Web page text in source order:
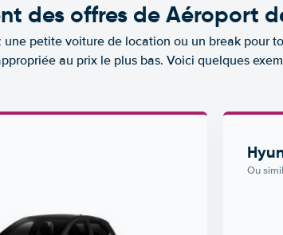
des offres de Aéroport
une petite voiture de location ou un break pour
au prix le plus bas. Voici quelques
Ou